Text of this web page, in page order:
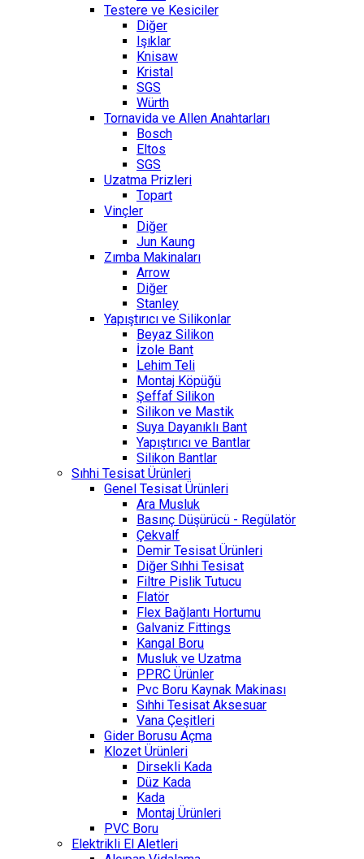
Testere ve Kesiciler
Diğer
Işıklar
Knisaw
Kristal
SGS
Würth
Tornavida ve Allen Anahtarları
Bosch
Eltos
SGS
Uzatma Prizleri
Topart
Vinçler
Diğer
Jun Kaung
Zımba Makinaları
Arrow
Diğer
Stanley
Yapıştırıcı ve Silikonlar
Beyaz Silikon
İzole Bant
Lehim Teli
Montaj Köpüğü
Şeffaf Silikon
Silikon ve Mastik
Suya Dayanıklı Bant
Yapıştırıcı ve Bantlar
Silikon Bantlar
Sıhhi Tesisat Ürünleri
Genel Tesisat Ürünleri
Ara Musluk
Basınç Düşürücü - Regülatör
Çekvalf
Demir Tesisat Ürünleri
Diğer Sıhhi Tesisat
Filtre Pislik Tutucu
Flatör
Flex Bağlantı Hortumu
Galvaniz Fittings
Kangal Boru
Musluk ve Uzatma
PPRC Ürünler
Pvc Boru Kaynak Makinası
Sıhhi Tesisat Aksesuar
Vana Çeşitleri
Gider Borusu Açma
Klozet Ürünleri
Dirsekli Kada
Düz Kada
Kada
Montaj Ürünleri
PVC Boru
Elektrikli El Aletleri